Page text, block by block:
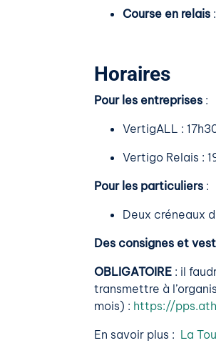
Course en relais
Horaires
Pour les entreprises :
VertigALL :
Vertigo Relais :
Pour les particuliers :
Deux créneaux
Des consignes et
OBLIGATOIRE : il
transmettre à
mois) : https://
En savoir plus : La